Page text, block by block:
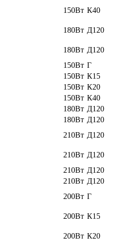
150Вт К40
180Вт Д120
180Вт Д120
150Вт Г
150Вт К15
150Вт К20
150Вт К40
180Вт Д120
180Вт Д120
210Вт Д120
210Вт Д120
210Вт Д120
210Вт Д120
200Вт Г
200Вт К15
200Вт К20